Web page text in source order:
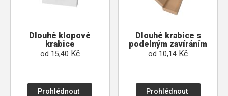
Dlouhé klopové
krabice
od 15,40 Kč
Prohlédnout
Dlouhé krabice s
podelným zavíráním
od 10,14 Kč
Prohlédnout